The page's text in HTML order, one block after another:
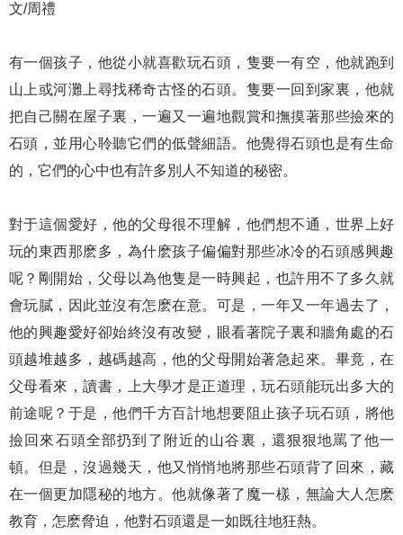
文/周禮
有一個孩子，他從小就喜歡玩石頭，隻要一有空，他就跑到
山上或河灘上尋找稀奇古怪的石頭。隻要一回到家裏，他就
把自己關在屋子裏，一遍又一遍地觀賞和撫摸著那些撿來的
石頭，並用心聆聽它們的低聲細語。他覺得石頭也是有生命
的，它們的心中也有許多別人不知道的秘密。
對于這個愛好，他的父母很不理解，他們想不通，世界上好
玩的東西那麽多，為什麽孩子偏偏對那些冰冷的石頭感興趣
呢？剛開始，父母以為他隻是一時興起，也許用不了多久就
會玩膩，因此並沒有怎麽在意。可是，一年又一年過去了，
他的興趣愛好卻始終沒有改變，眼看著院子裏和牆角處的石
頭越堆越多，越碼越高，他的父母開始著急起來。畢竟，在
父母看來，讀書，上大學才是正道理，玩石頭能玩出多大的
前途呢？于是，他們千方百計地想要阻止孩子玩石頭，將他
撿回來石頭全部扔到了附近的山谷裏，還狠狠地罵了他一
頓。但是，沒過幾天，他又悄悄地將那些石頭背了回來，藏
在一個更加隱秘的地方。他就像著了魔一樣，無論大人怎麽
教育，怎麽脅迫，他對石頭還是一如既往地狂熱。